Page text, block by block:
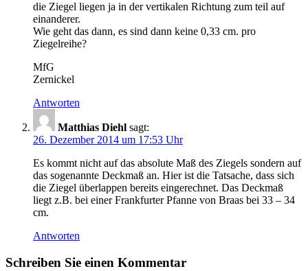
die Ziegel liegen ja in der vertikalen Richtung zum teil auf
einanderer.
Wie geht das dann, es sind dann keine 0,33 cm. pro
Ziegelreihe?
MfG
Zernickel
Antworten
Matthias Diehl sagt:
26. Dezember 2014 um 17:53 Uhr
Es kommt nicht auf das absolute Maß des Ziegels sondern auf
das sogenannte Deckmaß an. Hier ist die Tatsache, dass sich
die Ziegel überlappen bereits eingerechnet. Das Deckmaß
liegt z.B. bei einer Frankfurter Pfanne von Braas bei 33 – 34
cm.
Antworten
Schreiben Sie einen Kommentar